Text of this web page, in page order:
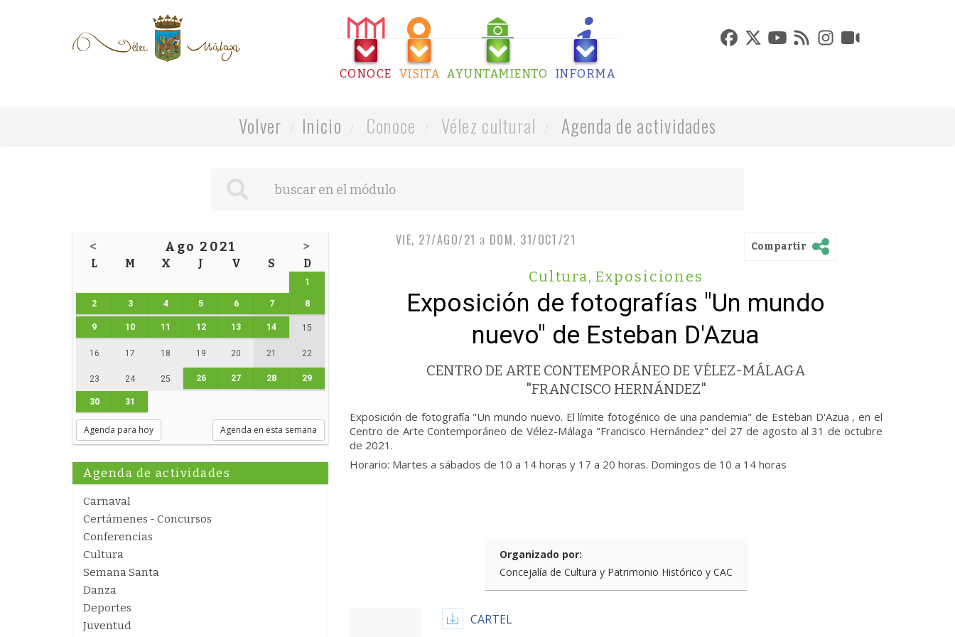
CONOCE VISITA AYUNTAMIENTO INFORMA
Volver Inicio Conoce Vélez cultural Agenda de actividades
< Ago 2021 >
L M X J V S D
1
2 3 4 5 6 7 8
9 10 11 12 13 14 15
16 17 18 19 20 21 22
23 24 25 26 27 28 29
30 31
Agenda para hoy Agenda en esta semana
Agenda de actividades
Carnaval
Certámenes - Concursos
Conferencias
Cultura
Semana Santa
Danza
Deportes
Juventud
VIE, 27/AGO/21 a DOM, 31/OCT/21 Compartir
Cultura, Exposiciones
Exposición de fotografías "Un mundo
nuevo" de Esteban D'Azua
CENTRO DE ARTE CONTEMPORÁNEO DE VÉLEZ-MÁLAGA
"FRANCISCO HERNÁNDEZ"
Exposición de fotografía "Un mundo nuevo. El límite fotogénico de una pandemia" de Esteban D'Azua , en el
Centro de Arte Contemporáneo de Vélez-Málaga "Francisco Hernández" del 27 de agosto al 31 de octubre
de 2021.
Horario: Martes a sábados de 10 a 14 horas y 17 a 20 horas. Domingos de 10 a 14 horas
Organizado por:
Concejalía de Cultura y Patrimonio Histórico y CAC
CARTEL